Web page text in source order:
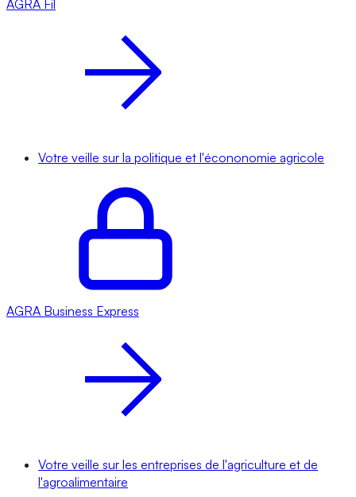
AGRA Fil
Votre veille sur la politique et l'écononomie agricole
AGRA Business Express
Votre veille sur les entreprises de l'agriculture et de
l'agroalimentaire